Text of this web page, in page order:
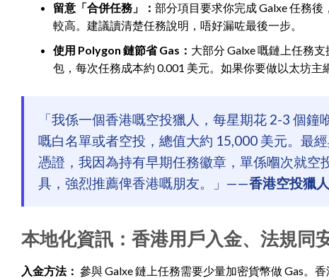
留意「合併任務」： 部分項目要求你完成 Galxe 任務
較高。建議讀清楚任務說明，唔好漏咗最後一步。
使用 Polygon 鏈節省 Gas： 大部分 Galxe 嘅鏈上任務
包，每次任務成本約 0.001 美元。如果你要做以太坊主
「我係一個香港嘅空投獵人，每星期花 2-3 個
嘅白名單或者空投，總值大約 15,000 美元。最
憑證，我因為持有早期任務徽章，單係嗰次就空
具，強烈推薦俾香港嘅朋友。」——香港空投獵
本地化資訊：香港用戶入金、法規同
入金方法： 參與 Galxe 鏈上任務需要少量加密貨幣做 Gas。